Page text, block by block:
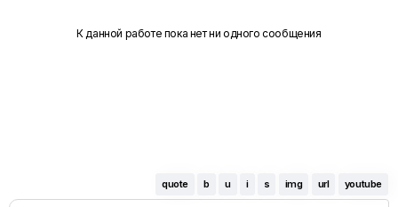
К данной работе пока нет ни одного сообщения
quote b u i s img url youtube